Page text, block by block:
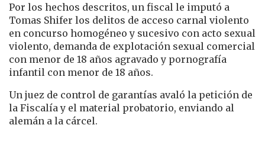
Por los hechos descritos, un fiscal le imputó a
Tomas Shifer los delitos de acceso carnal violento
en concurso homogéneo y sucesivo con acto sexual
violento, demanda de explotación sexual comercial
con menor de 18 años agravado y pornografía
infantil con menor de 18 años.
Un juez de control de garantías avaló la petición de
la Fiscalía y el material probatorio, enviando al
alemán a la cárcel.